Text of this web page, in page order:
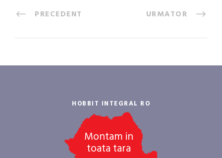
PRECEDENT URMATOR
HOBBIT INTEGRAL RO
Montam in
toata tara